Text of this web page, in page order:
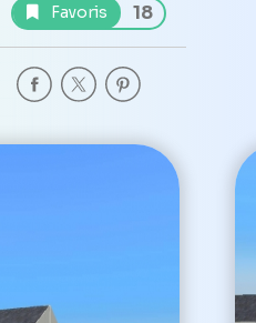
Favoris 18